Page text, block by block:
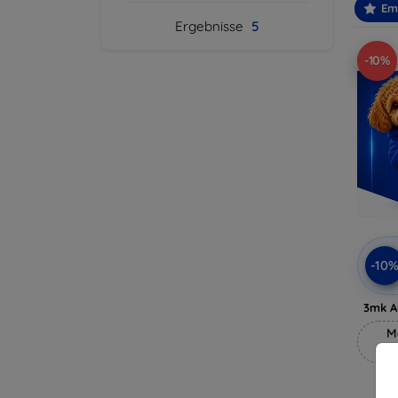
Ergebnisse 5
-10%
-10%
3mk